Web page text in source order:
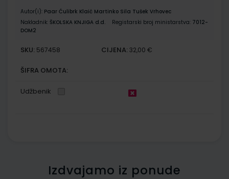
Autor(i): Paar Ćulibrk Klaić Martinko Sila Tušek Vrhovec
Nakladnik: ŠKOLSKA KNJIGA d.d. Registarski broj ministarstva: 7012-
DOM2
SKU: 567458 CIJENA: 32,00 €
ŠIFRA OMOTA:
Udžbenik
Izdvajamo iz ponude